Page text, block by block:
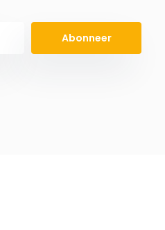
Abonneer